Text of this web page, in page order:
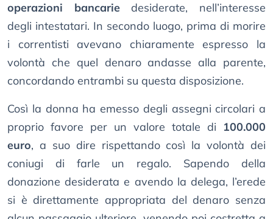
operazioni bancariedesiderate, nell’interesse
degli intestatari. In secondo luogo, prima di morire
i correntisti avevano chiaramente espresso la
volontà che quel denaro andasse alla parente,
concordando entrambi su questa disposizione.
Così la donna ha emesso degli assegni circolari a
proprio favore per un valore totale di 100.000
euro, a suo dire rispettando così la volontà dei
coniugi di farle un regalo. Sapendo della
donazione desiderata e avendo la delega, l’erede
si è direttamente appropriata del denaro senza